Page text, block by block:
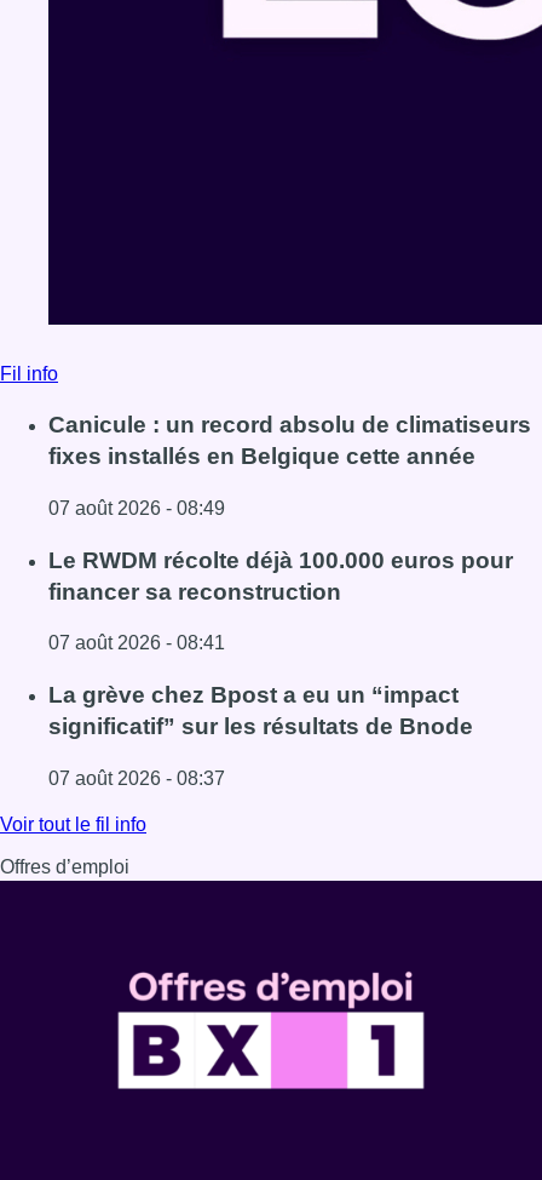
Fil info
Canicule : un record absolu de climatiseurs
fixes installés en Belgique cette année
07 août 2026 - 08:49
Lire l'article Canicule : un record absolu de climatiseurs
Le RWDM récolte déjà 100.000 euros pour
financer sa reconstruction
07 août 2026 - 08:41
Lire l'article Le RWDM récolte déjà 100.000 euros pour
La grève chez Bpost a eu un “impact
significatif” sur les résultats de Bnode
07 août 2026 - 08:37
Lire l'article La grève chez Bpost a eu un “impact
Voir tout le fil info
Offres d’emploi